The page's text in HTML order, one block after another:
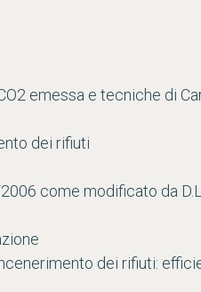
emessa e tecniche di
dei rifiuti
come modificato da
dei rifiuti: